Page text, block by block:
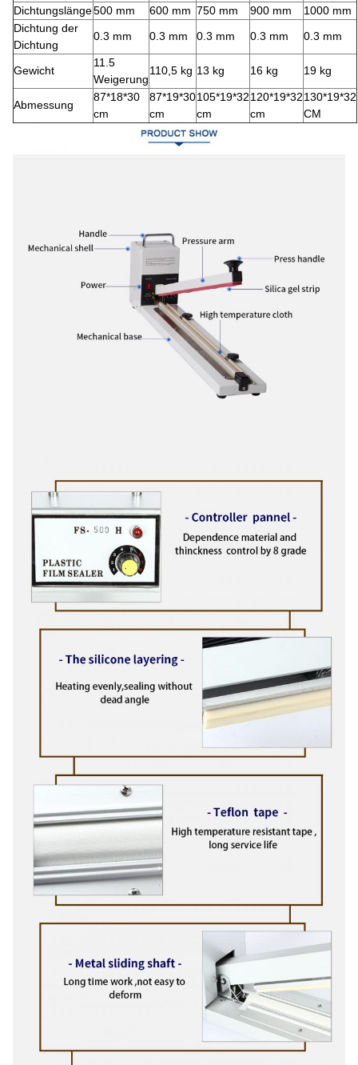
Dichtungslänge500 mm 600 mm 750 mm 900 mm
1000 mm
Dichtung der
Dichtung
0.3 mm 0.3 mm 0.3 mm 0.3 mm 0.3 mm
Gewicht
11.5
Weigerung
110,5 kg 13 kg 16 kg 19 kg
Abmessung
87*18*30
cm
87*19*30
cm
105*19*32
cm
120*19*32
cm
130*19*32
CM